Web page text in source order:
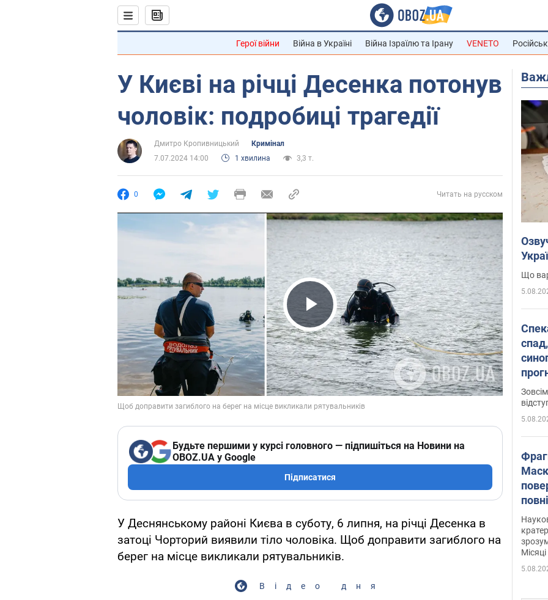
Герої війни Війна в Україні Війна Ізраїлю та Ірану VENETO
У Києві на річці Десенка потонув
чоловік: подробиці трагедії
Дмитро Кропивницький
Кримінал
7.07.2024 14:00
1 хвилина 3,3 т.
0 Читать на русском
Play Video
Будьте першими у курсі головного — підпишіться на Новини на
OBOZ.UA у Google
Підписатися
У Деснянському районі Києва в суботу, 6 липня, на річці Десенка в
затоці Чорторий виявили тіло чоловіка. Щоб доправити загиблого на
берег на місце викликали рятувальників.
Відео дня
Що
усе
Місяці